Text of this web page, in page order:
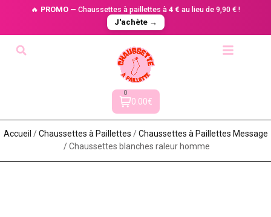
🔥 PROMO — Chaussettes à paillettes à 4 € au lieu de 9,90 € !
J'achète →
0
0.00€
Accueil /Chaussettes à Paillette​s /Chaussettes à Paillettes Message​
/ Chaussettes blanches raleur homme